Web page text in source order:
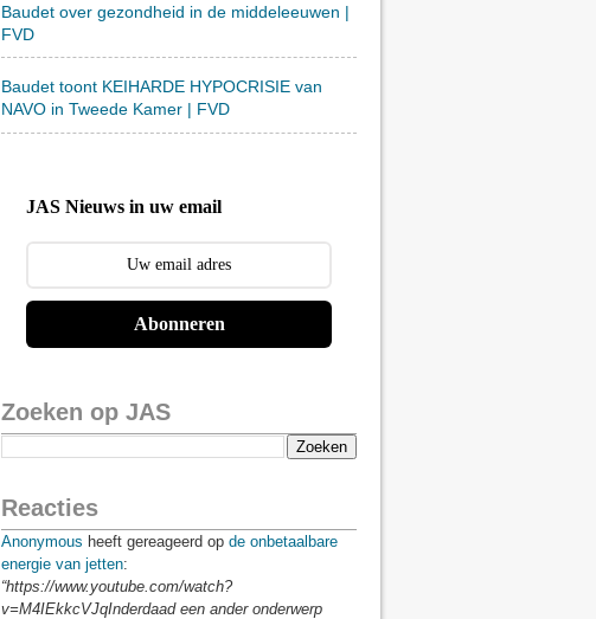
Baudet over gezondheid in de middeleeuwen |
FVD
Baudet toont KEIHARDE HYPOCRISIE van
NAVO in Tweede Kamer | FVD
JAS Nieuws in uw email
Abonneren
Zoeken op JAS
Reacties
Anonymous heeft gereageerd op de onbetaalbare
energie van jetten:
“https://www.youtube.com/watch?
v=M4IEkkcVJqInderdaad een ander onderwerp